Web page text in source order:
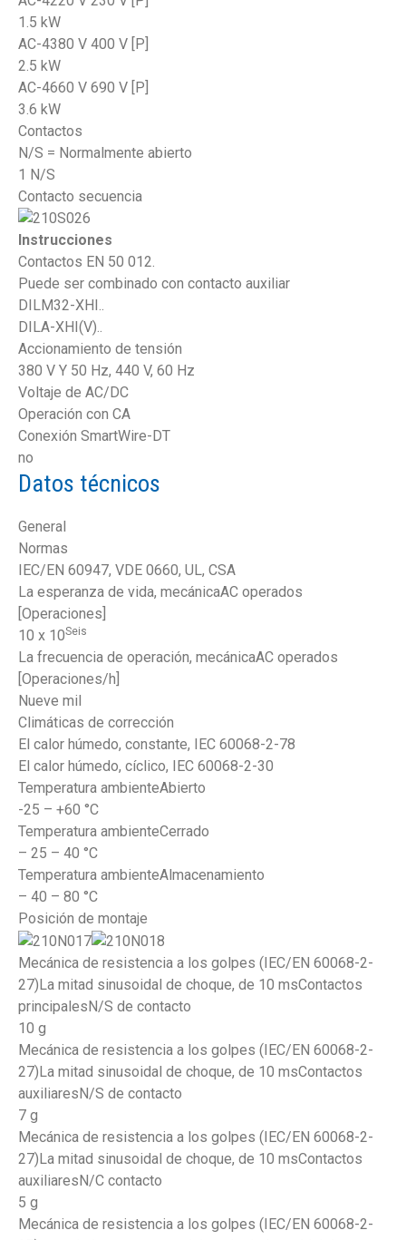
1.5 kW
AC-4380 V 400 V [P]
2.5 kW
AC-4660 V 690 V [P]
3.6 kW
Contactos
N/S = Normalmente abierto
1 N/S
Contacto secuencia
Instrucciones
Contactos EN 50 012.
Puede ser combinado con contacto auxiliar
DILM32-XHI..
DILA-XHI(V)..
Accionamiento de tensión
380 V Y 50 Hz, 440 V, 60 Hz
Voltaje de AC/DC
Operación con CA
Conexión SmartWire-DT
no
Datos técnicos
General
Normas
IEC/EN 60947, VDE 0660, UL, CSA
La esperanza de vida, mecánicaAC operados
[Operaciones]
10 x 10Seis
La frecuencia de operación, mecánicaAC operados
[Operaciones/h]
Nueve mil
Climáticas de corrección
El calor húmedo, constante, IEC 60068-2-78
El calor húmedo, cíclico, IEC 60068-2-30
Temperatura ambienteAbierto
-25 – +60 °C
Temperatura ambienteCerrado
– 25 – 40 °C
Temperatura ambienteAlmacenamiento
– 40 – 80 °C
Posición de montaje
Mecánica de resistencia a los golpes (IEC/EN 60068-2-
27)La mitad sinusoidal de choque, de 10 msContactos
principalesN/S de contacto
10 g
Mecánica de resistencia a los golpes (IEC/EN 60068-2-
27)La mitad sinusoidal de choque, de 10 msContactos
auxiliaresN/S de contacto
7 g
Mecánica de resistencia a los golpes (IEC/EN 60068-2-
27)La mitad sinusoidal de choque, de 10 msContactos
auxiliaresN/C contacto
5 g
Mecánica de resistencia a los golpes (IEC/EN 60068-2-